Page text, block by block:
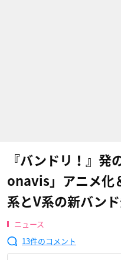
『バンドリ！』発
onavis」アニメ化
系とV系の新バン
ニュース
13